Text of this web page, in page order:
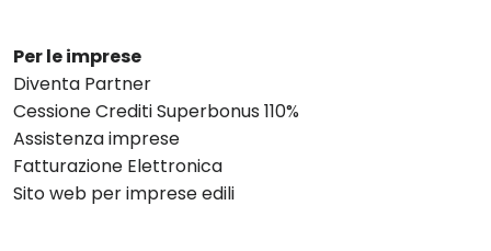
Per le imprese
Diventa Partner
Cessione Crediti Superbonus 110%
Assistenza imprese
Fatturazione Elettronica
Sito web per imprese edili